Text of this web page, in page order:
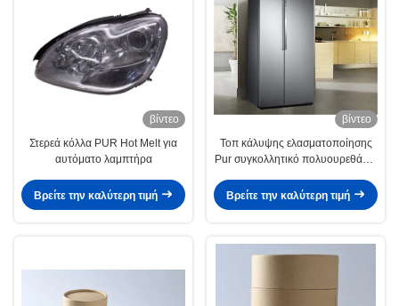
βίντεο
Στερεά κόλλα PUR Hot Melt για
αυτόματο λαμπτήρα
Βρείτε την καλύτερη τιμή
βίντεο
Τοπ κάλυψης ελασματοποίησης
Pur συγκολλητικό πολυουρεθάνιο
καυτό για την οικογένεια
Βρείτε την καλύτερη τιμή